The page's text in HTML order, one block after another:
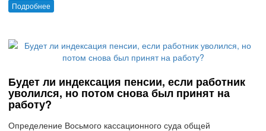
Подробнее
Будет ли индексация пенсии, если работник
уволился, но потом снова был принят на
работу?
Определение Восьмого кассационного суда общей